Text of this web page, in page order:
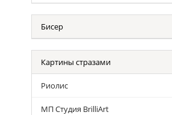
Бисер
Картины стразами
Риолис
МП Студия BrilliArt